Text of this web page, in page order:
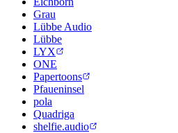
Grau
Lübbe Audio
Lübbe
LYX
ONE
Papertoons
Pfaueninsel
pola
Quadriga
shelfie.audio